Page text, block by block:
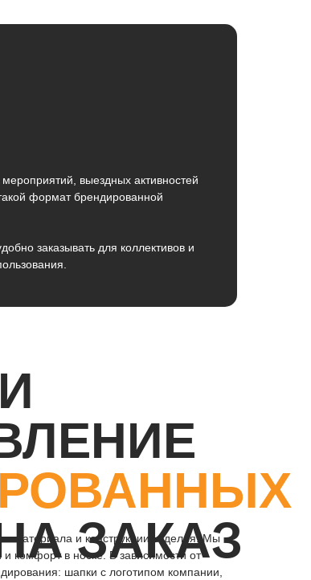
выездных активностей
формат брендированной
заказывать для коллективов и
ЗАКАЗ
материала и конструкции изделия. Мы
комфорт в носке. В зависимости от
шапки с логотипом компании,